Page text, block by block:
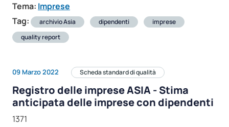
Tema: Imprese
Tag:
archivio Asia dipendenti
imprese
quality report
09 Marzo 2022 Scheda standard di qualità
Registro delle imprese ASIA - Stima
anticipata delle imprese con dipendenti
1371